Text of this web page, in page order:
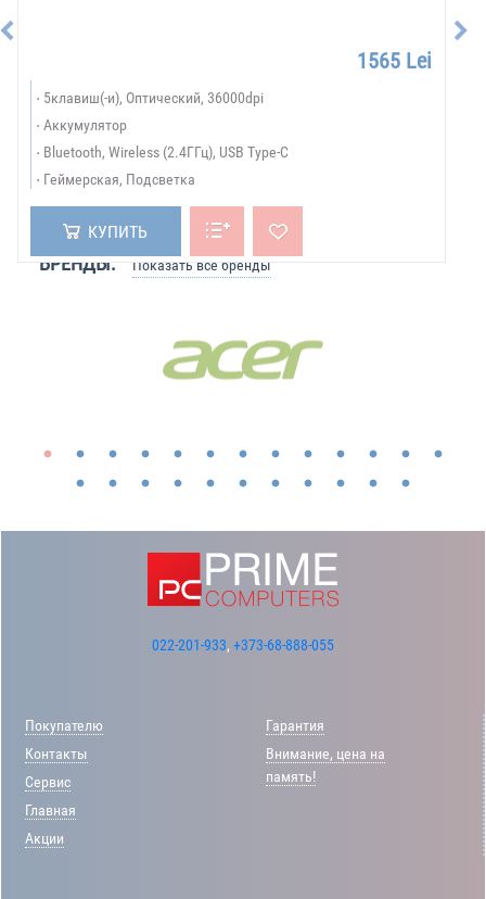
1565 Lei
5клавиш(-и), Оптический, 36000dpi
Аккумулятор
Bluetooth, Wireless (2.4ГГц), USB Type-C
Геймерская, Подсветка
КУПИТЬ
БРЕНДЫ: Показать все бренды
022-201-933, +373-68-888-055
Покупателю
Контакты
Сервис
Главная
Акции
Гарантия
Внимание, цена на
память!